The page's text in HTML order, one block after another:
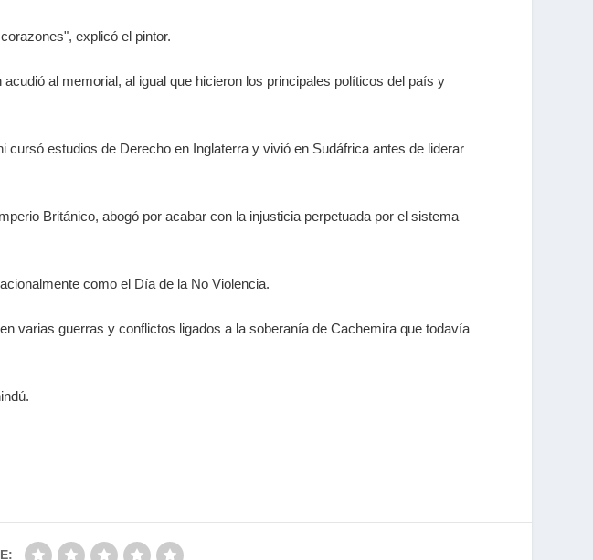
explicó el pintor.
acudió al memorial, al igual que hicieron los principales políticos del país y
cursó estudios de Derecho en Inglaterra y vivió en Sudáfrica antes de liderar
Británico, abogó por acabar con la injusticia perpetuada por el sistema
como el Día de la No Violencia.
varias guerras y conflictos ligados a la soberanía de Cachemira que todavía